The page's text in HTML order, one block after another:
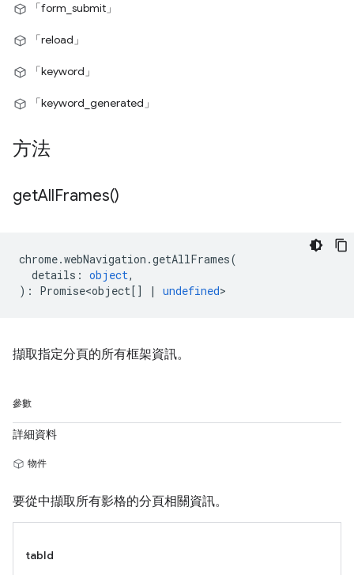
「form_submit」
「reload」
「keyword」
「keyword_generated」
方法
getAllFrames()
chrome.webNavigation .getAllFrames(
details : object,
) : Promise<object[] | undefined>
擷取指定分頁的所有框架資訊。
參數
詳細資料
物件
要從中擷取所有影格的分頁相關資訊。
tabId